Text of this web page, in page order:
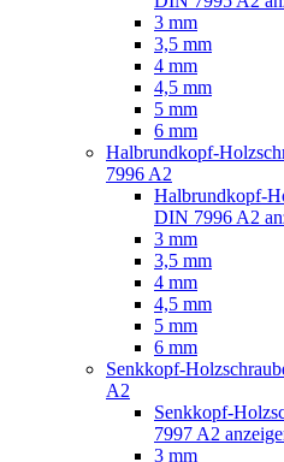
3 mm
3,5 mm
4 mm
4,5 mm
5 mm
6 mm
Halbrundkopf-
7996 A2
Halbrundkopf-
DIN 7996 A2
3 mm
3,5 mm
4 mm
4,5 mm
5 mm
6 mm
Senkkopf-
A2
Senkkopf-
7997 A2
3 mm